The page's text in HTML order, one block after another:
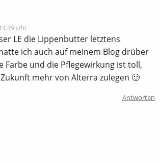
Uhr
LE die Lippenbutter letztens
ich auch auf meinem Blog drüber
Farbe und die Pflegewirkung ist toll,
mehr von Alterra zulegen 🙂
Antworten